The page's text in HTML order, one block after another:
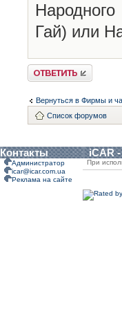
Гай) или
Ответить
Вернуться в Фирмы и
Список форумов
Контакты iCAR
Администратор
icar@icar.com.ua
Реклама на сайте
При